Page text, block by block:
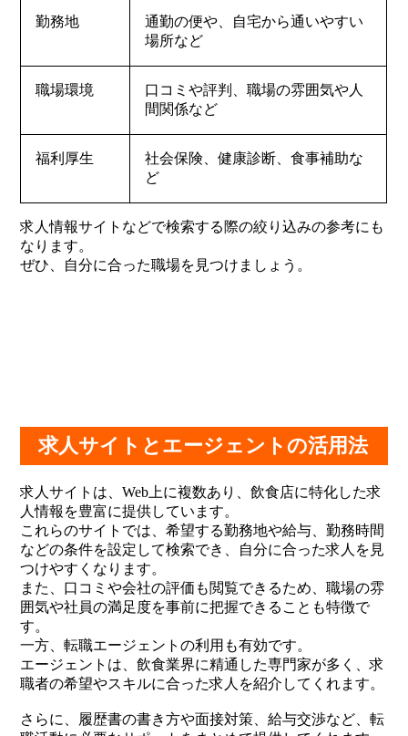
勤務地
通勤の便や、自宅から通いやすい
場所など
職場環境
口コミや評判、職場の雰囲気や人
間関係など
福利厚生
社会保険、健康診断、食事補助な
ど
求人情報サイトなどで検索する際の絞り込みの参考にも
なります。
ぜひ、自分に合った職場を見つけましょう。
求人サイトとエージェントの活用法
求人サイトは、Web上に複数あり、飲食店に特化した求
人情報を豊富に提供しています。
これらのサイトでは、希望する勤務地や給与、勤務時間
などの条件を設定して検索でき、自分に合った求人を見
つけやすくなります。
また、口コミや会社の評価も閲覧できるため、職場の雰
囲気や社員の満足度を事前に把握できることも特徴で
す。
一方、転職エージェントの利用も有効です。
エージェントは、飲食業界に精通した専門家が多く、求
職者の希望やスキルに合った求人を紹介してくれます。
さらに、履歴書の書き方や面接対策、給与交渉など、転